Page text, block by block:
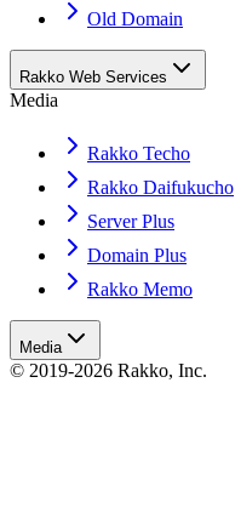
Old Domain
Rakko Web Services
Media
Rakko Techo
Rakko Daifukucho
Server Plus
Domain Plus
Rakko Memo
Media
© 2019-2026 Rakko, Inc.